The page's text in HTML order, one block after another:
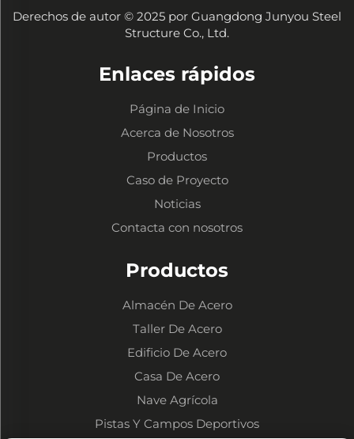
Derechos de autor © 2025 por Guangdong Junyou Steel
Structure Co., Ltd.
Enlaces rápidos
Página de Inicio
Acerca de Nosotros
Productos
Caso de Proyecto
Noticias
Contacta con nosotros
Productos
Almacén De Acero
Taller De Acero
Edificio De Acero
Casa De Acero
Nave Agrícola
Pistas Y Campos Deportivos